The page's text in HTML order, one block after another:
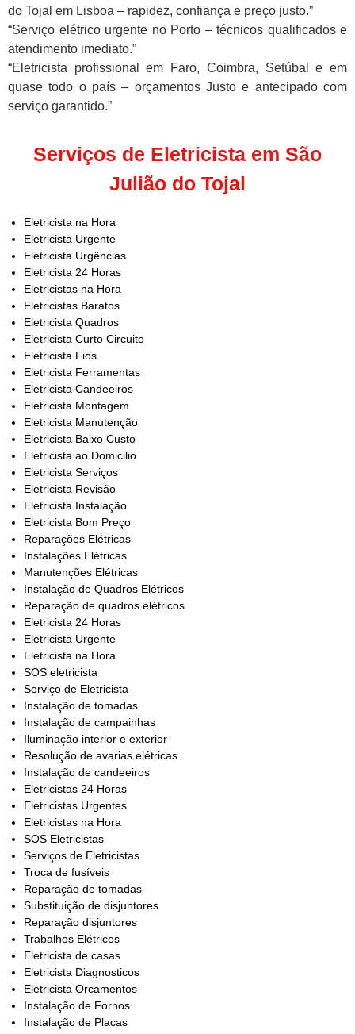
do Tojal em Lisboa – rapidez, confiança e preço justo.”
“Serviço elétrico urgente no Porto – técnicos qualificados e
atendimento imediato.”
“Eletricista profissional em Faro, Coimbra, Setúbal e em
quase todo o país – orçamentos Justo e antecipado com
serviço garantido.”
Serviços de Eletricista em São
Julião do Tojal
Eletricista na Hora
Eletricista Urgente
Eletricista Urgências
Eletricista 24 Horas
Eletricistas na Hora
Eletricistas Baratos
Eletricista Quadros
Eletricista Curto Circuito
Eletricista Fios
Eletricista Ferramentas
Eletricista Candeeiros
Eletricista Montagem
Eletricista Manutenção
Eletricista Baixo Custo
Eletricista ao Domicilio
Eletricista Serviços
Eletricista Revisão
Eletricista Instalação
Eletricista Bom Preço
Reparações Elétricas
Instalações Elétricas
Manutenções Elétricas
Instalação de Quadros Elétricos
Reparação de quadros elétricos
Eletricista 24 Horas
Eletricista Urgente
Eletricista na Hora
SOS eletricista
Serviço de Eletricista
Instalação de tomadas
Instalação de campainhas
Iluminação interior e exterior
Resolução de avarias elétricas
Instalação de candeeiros
Eletricistas 24 Horas
Eletricistas Urgentes
Eletricistas na Hora
SOS Eletricistas
Serviços de Eletricistas
Troca de fusíveis
Reparação de tomadas
Substituição de disjuntores
Reparação disjuntores
Trabalhos Elétricos
Eletricista de casas
Eletricista Diagnosticos
Eletricista Orcamentos
Instalação de Fornos
Instalação de Placas